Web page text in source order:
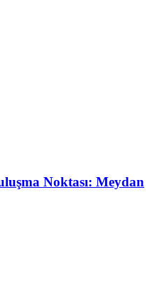
Noktası: Meydan